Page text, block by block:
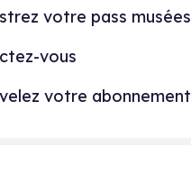
votre pass musées
vous
votre abonnement